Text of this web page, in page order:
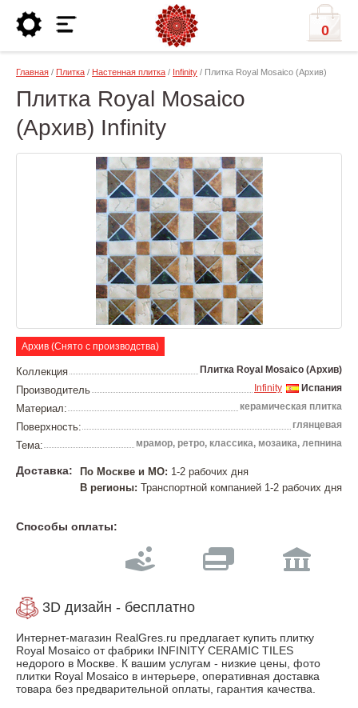
0
Главная / Плитка / Настенная плитка / Infinity / Плитка Royal Mosaico (Архив)
Плитка Royal Mosaico
(Архив) Infinity
Архив (Снято с производства)
Коллекция Плитка Royal Mosaico (Архив)
Производитель Испания
Infinity
Материал: керамическая плитка
Поверхность: глянцевая
Тема: мрамор, ретро, классика, мозаика, лепнина
Доставка: По Москве и МО: 1-2 рабочих дня
В регионы: Транспортной компанией 1-2 рабочих дня
Способы оплаты:
3D дизайн - бесплатно
Интернет-магазин RealGres.ru предлагает купить плитку
Royal Mosaico от фабрики INFINITY CERAMIC TILES
недорого в Москве. К вашим услугам - низкие цены, фото
плитки Royal Mosaico в интерьере, оперативная доставка
товара без предварительной оплаты, гарантия качества.